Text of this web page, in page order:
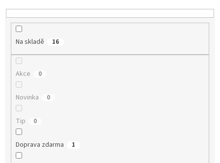
k
t
Na skladě 16
Akce 0
Novinka 0
Tip 0
Doprava zdarma 1